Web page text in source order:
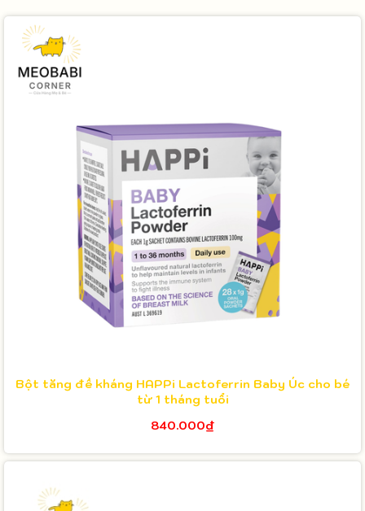
Bột tăng đề kháng HAPPi Lactoferrin Baby Úc cho bé
từ 1 tháng tuổi
840.000₫